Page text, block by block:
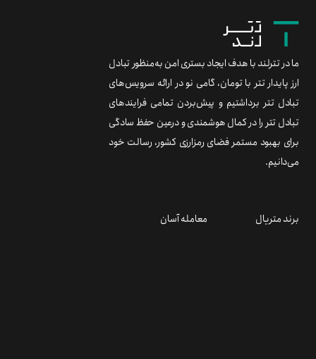
ما در تترلند با هدف ایجاد بستری امن به‌منظور تبادل
ارز پایدار تتر با تومان، گامی نو در ارائه سرویس‌های
تبادل تتر برداشتیم و پیش‌بردن تمامی فرایندهای
تبادل تتر را در کمال هوشمندی و درعین حفظ سادگی
برای بهبود مستمر فضای رمزارزی کشور، رسالت خود
می‌دانیم.
برند متریال معامله آسان